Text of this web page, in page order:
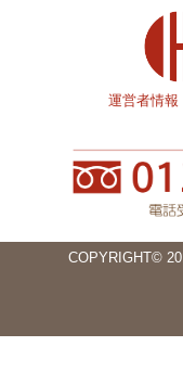
運営者情報
COPYRIGHT©